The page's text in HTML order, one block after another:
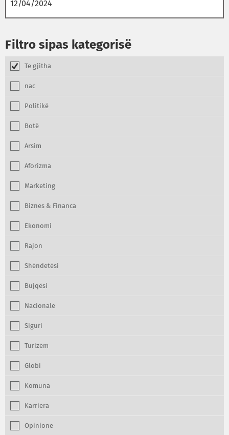
Filtro sipas kategorisë
Te gjitha
nac
Politikë
Botë
Arsim
Aforizma
Marketing
Biznes & Financa
Ekonomi
Rajon
Shëndetësi
Bujqësi
Nacionale
Siguri
Turizëm
Globi
Komuna
Karriera
Opinione